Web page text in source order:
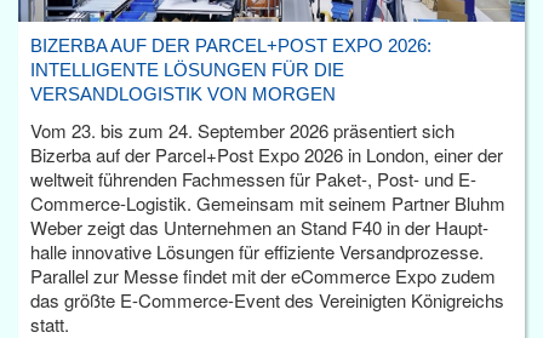
BIZERBA AUF DER PARCEL+POST EXPO 2026:
INTELLIGENTE LÖSUNGEN FÜR DIE
VERSANDLOGISTIK VON MORGEN
Vom 23. bis zum 24. September 2026 präsentiert sich
Bizerba auf der Parcel+Post Expo 2026 in London, einer der
weltweit führenden Fachmessen für Paket-, Post- und E-
Commerce-Logistik. Gemeinsam mit seinem Partner Bluhm
Weber zeigt das Unternehmen an Stand F40 in der Haupt­
halle innovative Lösungen für effiziente Versandprozesse.
Parallel zur Messe findet mit der eCommerce Expo zudem
das größte E-Commerce-Event des Vereinigten Königreichs
statt.